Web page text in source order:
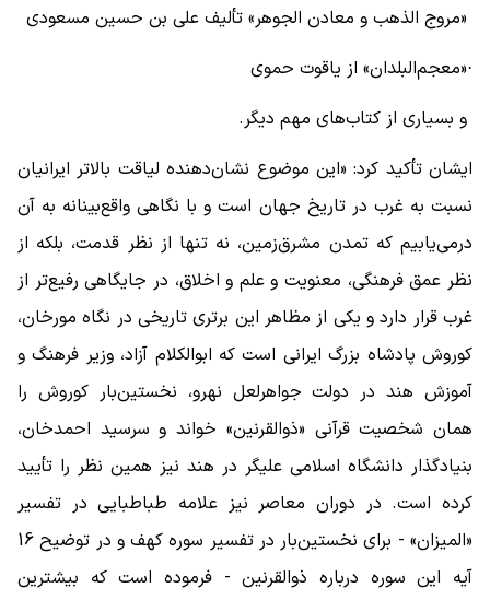
«مروج الذهب و معادن الجوهر» تألیف علی بن حسین مسعودی
·«معجم‌البلدان» از یاقوت حموی
و بسیاری از کتاب‌های مهم دیگر.
ایشان تأکید کرد: «این موضوع نشان‌دهنده لیاقت بالاتر ایرانیان
نسبت به غرب در تاریخ جهان است و با نگاهی واقع‌بینانه به آن
درمی‌یابیم که تمدن مشرق‌زمین، نه تنها از نظر قدمت، بلکه از
نظر عمق فرهنگی، معنویت و علم و اخلاق، در جایگاهی رفیع‌تر از
غرب قرار دارد و یکی از مظاهر این برتری تاریخی در نگاه مورخان،
کوروش پادشاه بزرگ ایرانی است که ابوالکلام آزاد، وزیر فرهنگ و
آموزش هند در دولت جواهرلعل نهرو، نخستین‌بار کوروش را
همان شخصیت قرآنی «ذوالقرنین» خواند و سرسید احمدخان،
بنیادگذار دانشگاه اسلامی علیگر در هند نیز همین نظر را تأیید
کرده است. در دوران معاصر نیز علامه طباطبایی در تفسیر
«المیزان» - برای نخستین‌بار در تفسیر سوره کهف و در توضیح 16
آیه این سوره درباره ذوالقرنین - فرموده است که بیشترین